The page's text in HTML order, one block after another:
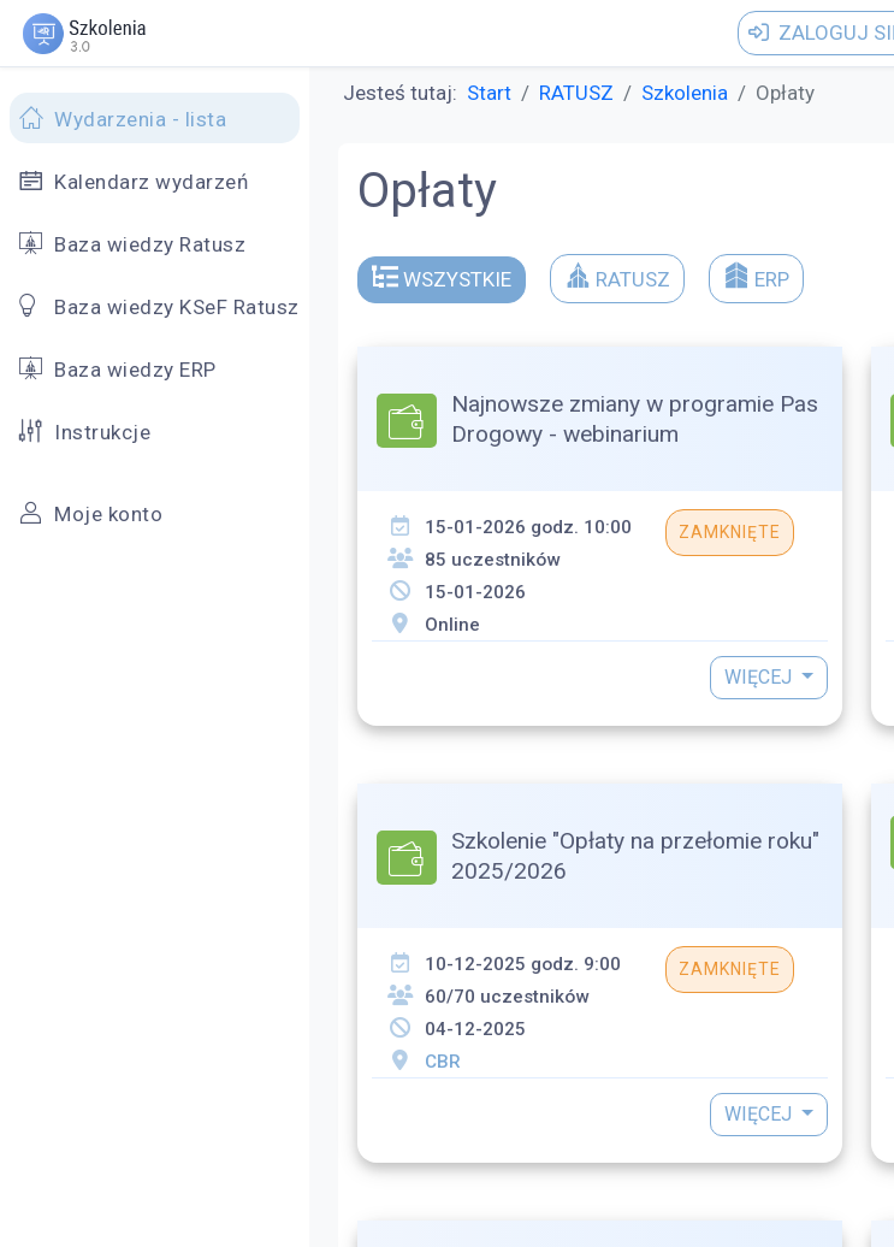
ZALOGUJ
Wydarzenia - lista
Kalendarz wydarzeń
Baza wiedzy Ratusz
Baza wiedzy KSeF Ratusz
Baza wiedzy ERP
Instrukcje
Moje konto
Jesteś tutaj: Start RATUSZ Szkolenia Opłaty
Opłaty
WSZYSTKIE RATUSZ ERP
Najnowsze zmiany w programie Pas
Drogowy - webinarium
ZAMKNIĘTE
15-01-2026 godz. 10:00
85 uczestników
15-01-2026
Online
WIĘCEJ
Szkolenie "Opłaty na przełomie roku"
2025/2026
ZAMKNIĘTE
10-12-2025 godz. 9:00
60/70 uczestników
04-12-2025
CBR
WIĘCEJ